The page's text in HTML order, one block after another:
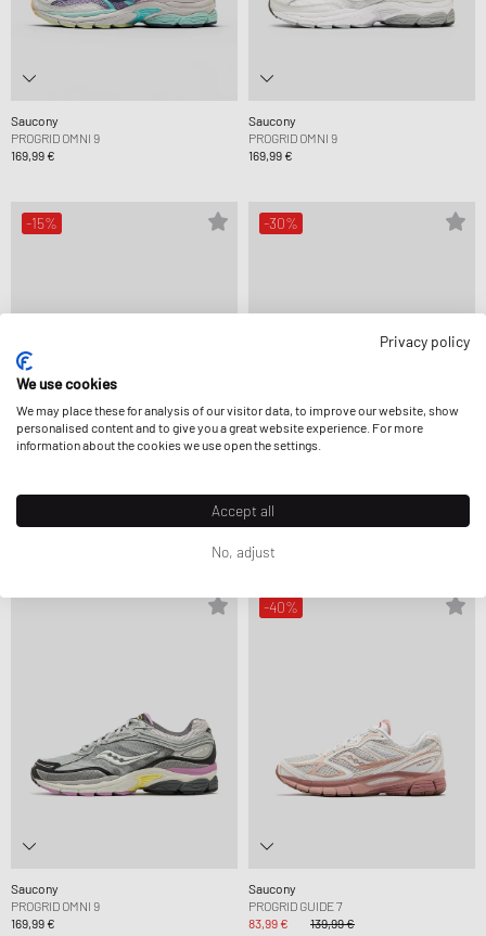
Saucony
PROGRID OMNI 9
169,99 €
Saucony
PROGRID OMNI 9
169,99 €
-15%
X 3SIXTEEN PROGRID GUIDE 7
-30%
Saucony
PROGRID GUIDE 7
Saucony
PROGRID OMNI 9
169,99 €
-40%
Saucony
PROGRID GUIDE 7
83,99 €
139,99 €
Privacy policy
We use cookies
We may place these for analysis of our visitor data, to improve our website, show
personalised content and to give you a great website experience. For more
information about the cookies we use open the settings.
Accept all
No, adjust